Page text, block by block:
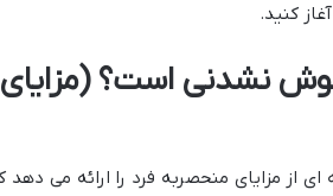
کنید.
نشدنی است؟ (مزایای
از مزایای منحصربه فرد را ارائه می دهد